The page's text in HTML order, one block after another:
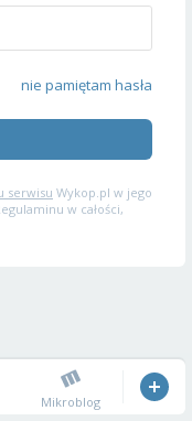
nie pamiętam hasła
serwisu Wykop.pl w jego
w całości,
Mikroblog